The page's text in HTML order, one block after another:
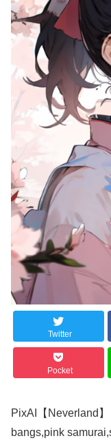
Twitter
Pocket
PixAI【Neverland
bangs,pink